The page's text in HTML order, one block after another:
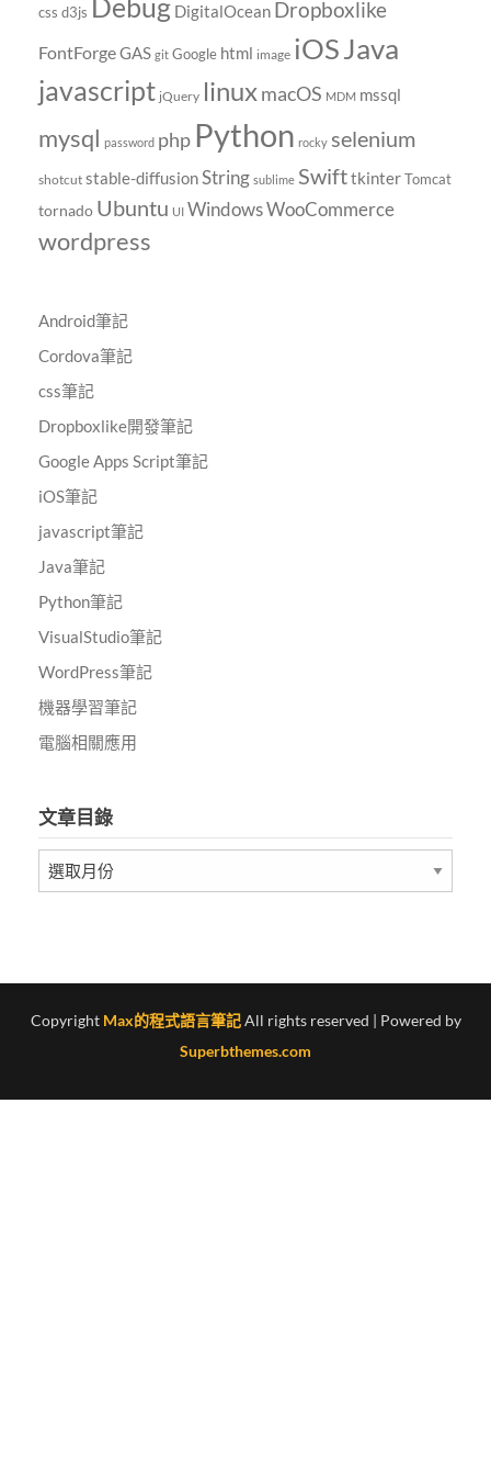
css d3js Debug DigitalOcean Dropboxlike
FontForgeGAS git Google html image iOSJava
javascript jQuery linuxmacOS MDM mssql
mysql password php Python rocky selenium
shotcut stable-diffusionString sublime SwifttkinterTomcat
tornado Ubuntu UI WindowsWooCommerce
wordpress
Android筆記
Cordova筆記
css筆記
Dropboxlike開發筆記
Google Apps Script筆記
iOS筆記
javascript筆記
Java筆記
Python筆記
VisualStudio筆記
WordPress筆記
機器學習筆記
電腦相關應用
文章目錄
文
章
Copyright Max的程式語言筆記All rights reserved | Powered by
Superbthemes.com